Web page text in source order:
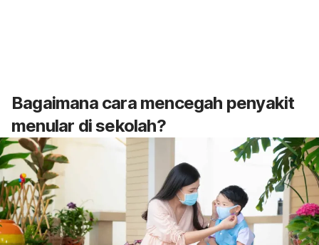
Bagaimana cara mencegah penyakit
menular di sekolah?